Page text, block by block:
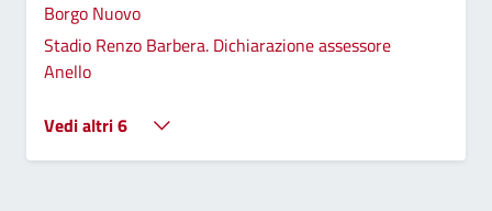
Borgo Nuovo
Stadio Renzo Barbera. Dichiarazione assessore
Anello
Vedi altri 6